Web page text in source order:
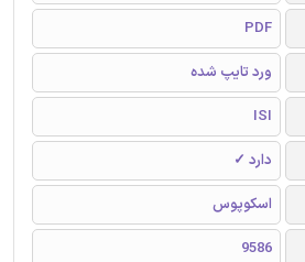
PDF
ورد تایپ شده
ISI
دارد ✓
اسکوپوس
9586